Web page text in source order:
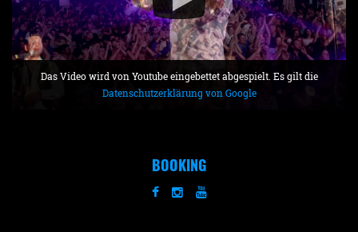
Das Video wird von Youtube eingebettet abgespielt. Es gilt die
Datenschutzerklärung von Google
BOOKING